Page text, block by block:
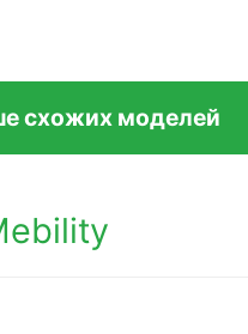
схожих моделей